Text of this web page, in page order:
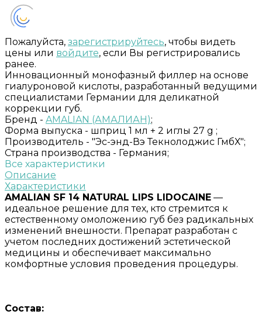
Пожалуйста, зарегистрируйтесь, чтобы видеть
цены или войдите, если Вы регистрировались
ранее.
Инновационный монофазный филлер на основе
гиалуроновой кислоты, разработанный ведущими
специалистами Германии для деликатной
коррекции губ.
Бренд - AMALIAN (АМАЛИАН);
Форма выпуска - шприц 1 мл + 2 иглы 27 g ;
Производитель - "Эс-энд-Вэ Текнолоджис ГмбХ";
Страна производства - Германия;
Все характеристики
Описание
Характеристики
AMALIAN SF 14 NATURAL LIPS LIDOCAINE —
идеальное решение для тех, кто стремится к
естественному омоложению губ без радикальных
изменений внешности. Препарат разработан с
учетом последних достижений эстетической
медицины и обеспечивает максимально
комфортные условия проведения процедуры.
Состав: